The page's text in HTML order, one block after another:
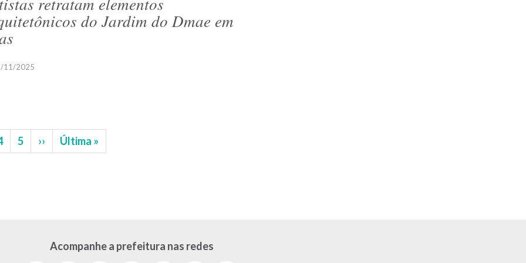
do Jardim do Dmae em
11/2025
Página
5
Próxima
página
››
Última
página
Última »
Acompanhe a prefeitura nas redes